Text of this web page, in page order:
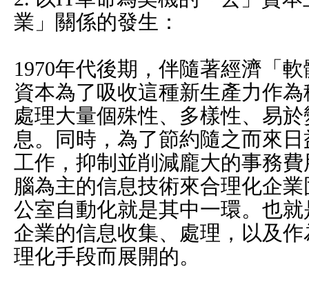
業」關係的發生：
1970年代後期，伴隨著經濟「
資本為了吸收這種新生產力作
處理大量個殊性、多樣性、易
息。同時，為了節約隨之而來
工作，抑制並削減龐大的事務
腦為主的信息技術來合理化企
公室自動化就是其中一環。也
企業的信息收集、處理，以及
理化手段而展開的。